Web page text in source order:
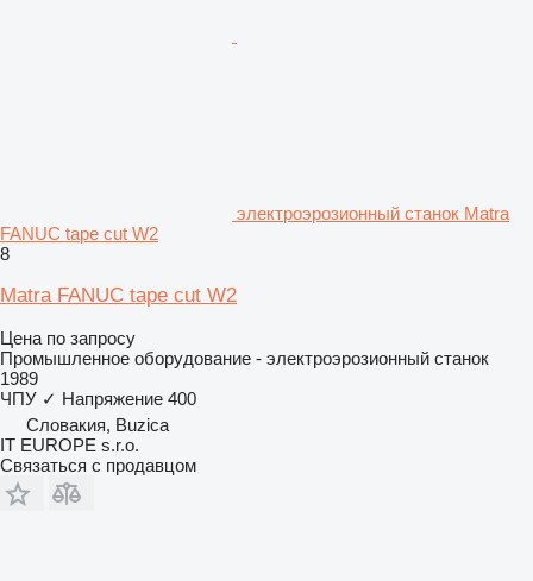
электроэрозионный станок Matra
FANUC tape cut W2
8
Matra FANUC tape cut W2
Цена по запросу
Промышленное оборудование - электроэрозионный станок
1989
ЧПУ ✓ Напряжение 400
Словакия, Buzica
IT EUROPE s.r.o.
Связаться с продавцом